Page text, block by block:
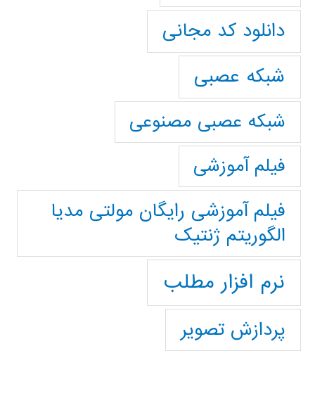
دانلود کد مجانی
شبکه عصبی
شبکه عصبی مصنوعی
فیلم آموزشی
فیلم آموزشی رایگان مولتی مدیا
الگوریتم ژنتیک
نرم افزار مطلب
پردازش تصویر